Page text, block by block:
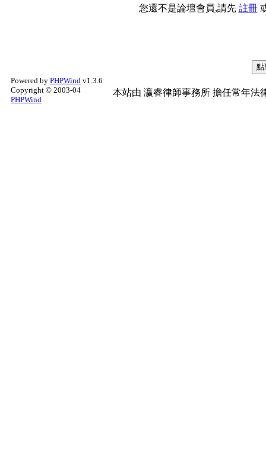
您還不是論壇會員,請先 註冊
Powered by PHPWind v1.3.6
Copyright © 2003-04
PHPWind
本站由 瀛睿律師事務所 擔任常年法